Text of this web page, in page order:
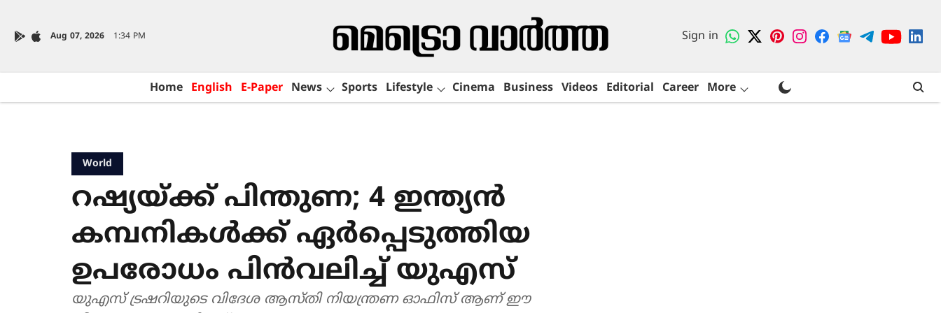
Aug 07, 2026 1:34 PM Sign in
Home English E-Paper News Sports Lifestyle Cinema Business Videos Editorial Career More
World
റഷ്യയ്ക്ക് പിന്തുണ; 4 ഇന്ത്യന്‍
കമ്പനികള്‍ക്ക് ഏര്‍പ്പെടുത്തിയ
ഉപരോധം പിന്‍വലിച്ച് യുഎസ്
യുഎസ് ട്രഷറിയുടെ വിദേശ ആസ്തി നിയന്ത്രണ ഓഫിസ് ആണ് ഈ